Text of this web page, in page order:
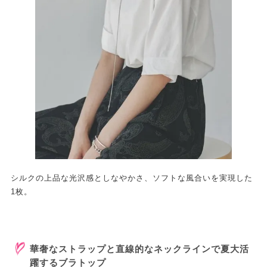
シルクの上品な光沢感としなやかさ、ソフトな風合いを実現した
1枚。
華奢なストラップと直線的なネックラインで夏大活
躍するブラトップ